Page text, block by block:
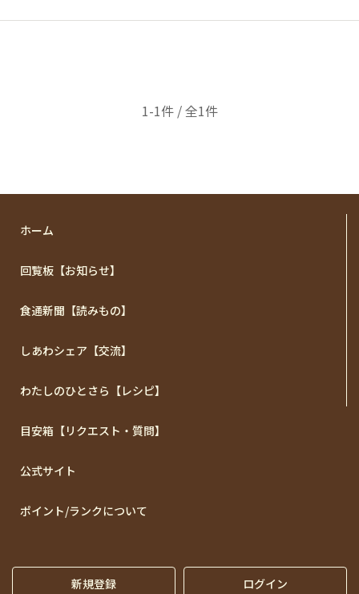
1-1件 / 全1件
ホーム
回覧板【お知らせ】
食通新聞【読みもの】
しあわシェア【交流】
わたしのひとさら【レシピ】
目安箱【リクエスト・質問】
公式サイト
ポイント/ランクについて
新規登録 ログイン